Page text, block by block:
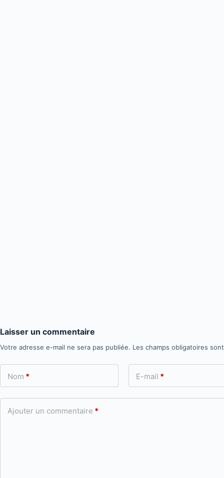
Laisser un commentaire
Votre adresse e-mail ne sera pas publiée. Les champs obligatoires
Nom * E-mail *
Ajouter un commentaire *